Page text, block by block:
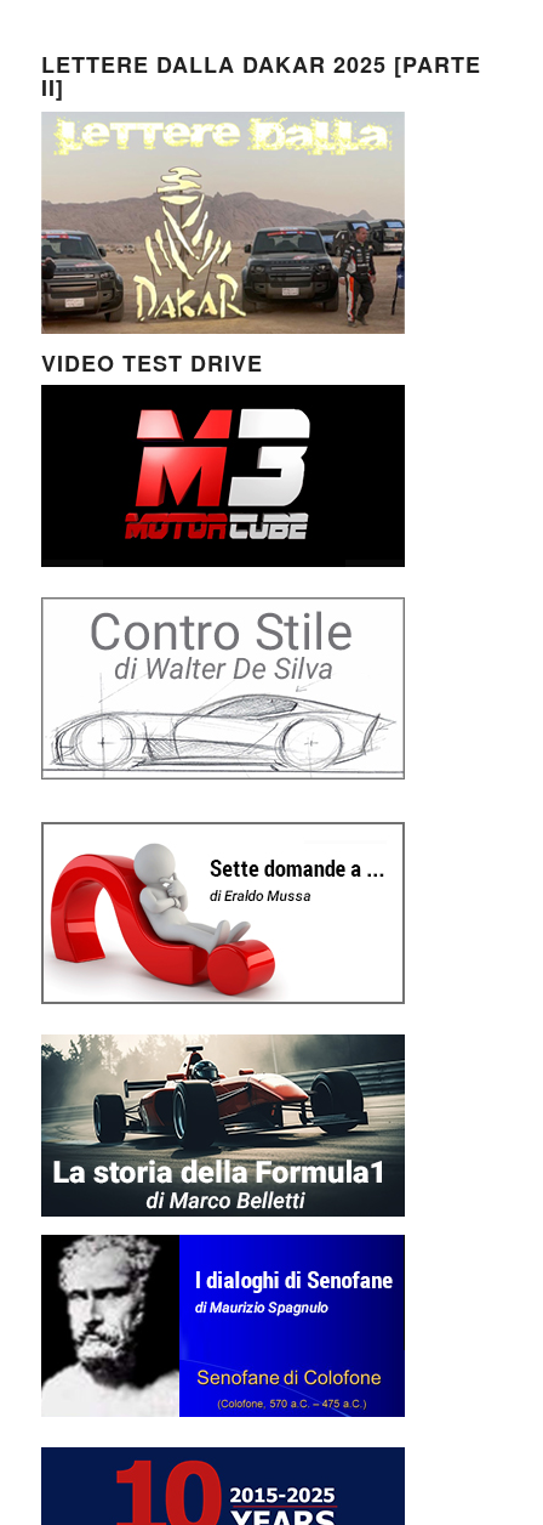
LETTERE DALLA DAKAR 2025 [PARTE
II]
VIDEO TEST DRIVE